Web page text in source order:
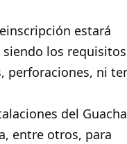
estará
los requisitos
perforaciones, ni
del
entre otros, para